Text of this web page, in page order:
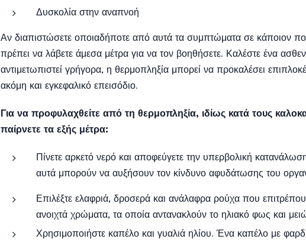
Δυσκολία στην αναπνοή
Αν διαπιστώσετε οποιαδήποτε από αυτά τα συμπτώματα σε κάποιον
πρέπει να λάβετε άμεσα μέτρα για να τον βοηθήσετε. Καλέστε ένα
αντιμετωπιστεί γρήγορα, η θερμοπληξία μπορεί να προκαλέσει
ακόμη και εγκεφαλικό επεισόδιο.
Για να προφυλαχθείτε από τη θερμοπληξία, ιδίως κατά τους
παίρνετε τα εξής μέτρα:
Πίνετε αρκετό νερό και αποφεύγετε την υπερβολική
αυτά μπορούν να αυξήσουν τον κίνδυνο αφυδάτωσης του
Επιλέξτε ελαφριά, δροσερά και ανάλαφρα ρούχα που
ανοιχτά χρώματα, τα οποία αντανακλούν το ηλιακό φως και
Χρησιμοποιήστε καπέλο και γυαλιά ηλίου. Ένα καπέλο με